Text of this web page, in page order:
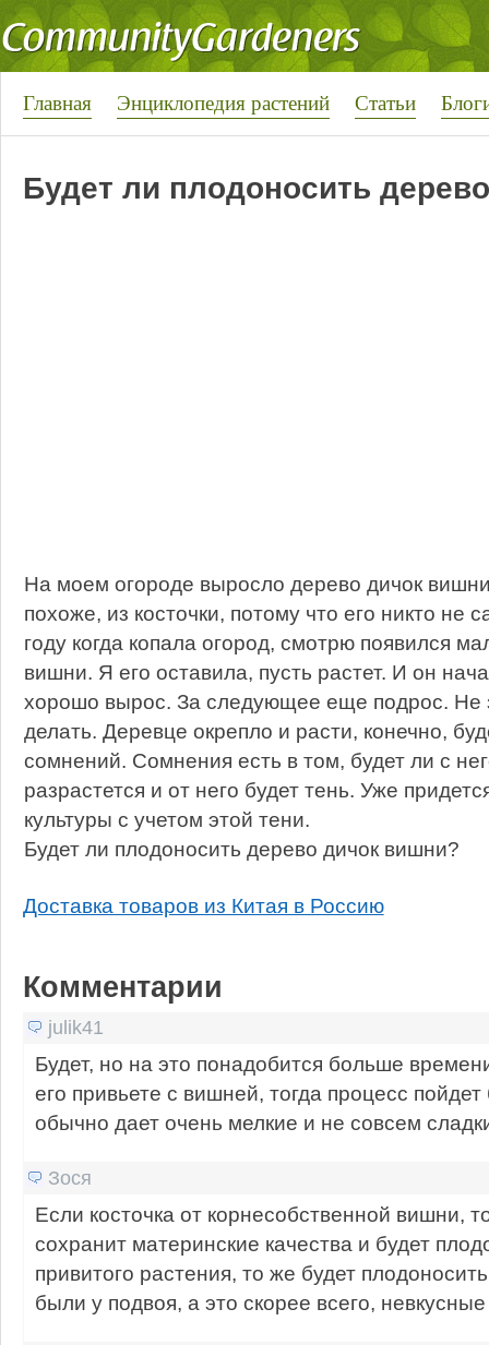
Главная Энциклопедия растений Статьи
Будет ли плодоносить
На моем огороде выросло дерево дичок
похоже, из косточки, потому что его никто не
году когда копала огород, смотрю появился
вишни. Я его оставила, пусть растет. И он
хорошо вырос. За следующее еще подрос. Не
делать. Деревце окрепло и расти, конечно,
сомнений. Сомнения есть в том, будет ли с
разрастется и от него будет тень. Уже
культуры с учетом этой тени.
Будет ли плодоносить дерево дичок вишни?
Доставка товаров из Китая в Россию
Комментарии
julik41
Будет, но на это понадобится больше
его привьете с вишней, тогда процесс
обычно дает очень мелкие и не совсем
Зося
Если косточка от корнесобственной вишни,
сохранит материнские качества и будет
привитого растения, то же будет
были у подвоя, а это скорее всего,